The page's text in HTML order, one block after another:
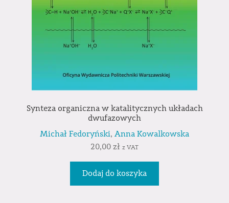
Synteza organiczna w katalitycznych układach
dwufazowych
Michał Fedoryński, Anna Kowalkowska
20,00 zł z VAT
Dodaj do koszyka